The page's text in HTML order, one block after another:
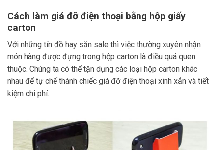
Cách làm giá đỡ điện thoại bằng hộp giấy
carton
Với những tín đồ hay săn sale thì việc thường xuyên nhận
món hàng được đựng trong hộp carton là điều quá quen
thuộc. Chúng ta có thể tận dụng các loại hộp carton khác
nhau để tự chế thành chiếc giá đỡ điện thoại xinh xắn và tiết
kiệm chi phí.